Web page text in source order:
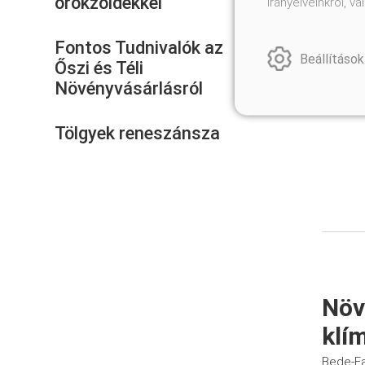
Fontos Tudnivalók az
Őszi és Téli
Növényvásárlásról
Tölgyek reneszánsza
Bede-
Beállítások